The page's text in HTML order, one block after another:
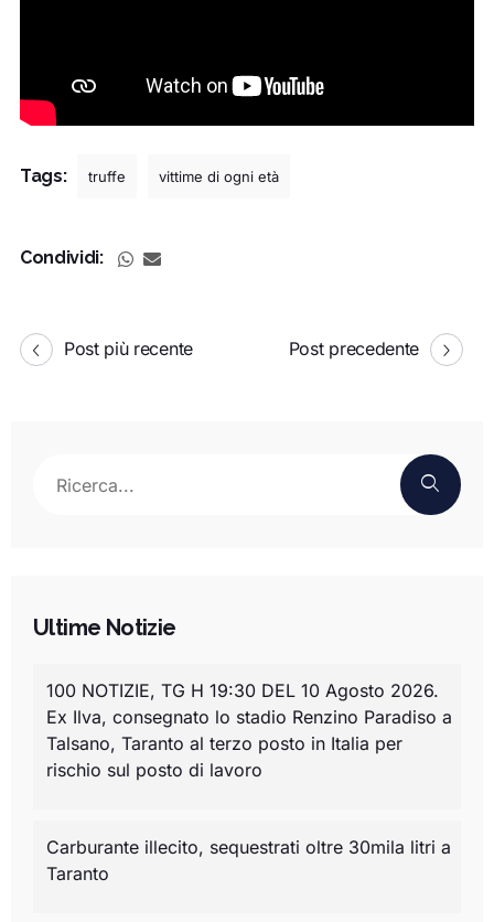
Tags: truffe vittime di ogni età
Condividi:
Post più recente Post precedente
Ultime Notizie
100 NOTIZIE, TG H 19:30 DEL 10 Agosto 2026.
Ex Ilva, consegnato lo stadio Renzino Paradiso a
Talsano, Taranto al terzo posto in Italia per
rischio sul posto di lavoro
Carburante illecito, sequestrati oltre 30mila litri a
Taranto